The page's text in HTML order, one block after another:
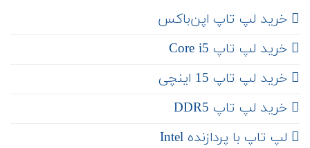
‌ خرید لپ تاپ اپن‌باکس
خرید لپ تاپ Core i5
‌‌ خرید لپ تاپ 15 اینچی
خرید لپ تاپ DDR5
لپ تاپ با پردازنده Intel